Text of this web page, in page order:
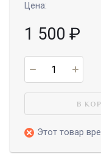
Цена:
1 500 ₽
В
Этот товар